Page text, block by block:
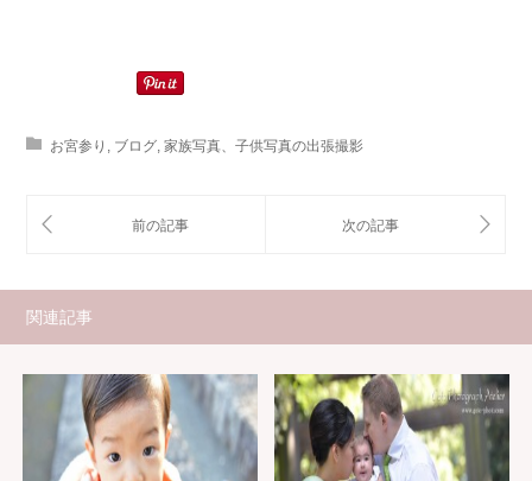
お宮参り ブログ 家族写真、子供写真の出張撮影
関連記事